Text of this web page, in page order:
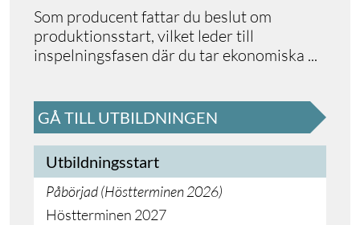
Som producent fattar du beslut om
produktionsstart, vilket leder till
inspelningsfasen där du tar ekonomiska ...
GÅ TILL UTBILDNINGEN
Utbildningsstart
Påbörjad (Höstterminen 2026)
Höstterminen 2027